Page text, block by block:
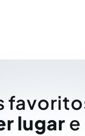
lugar e